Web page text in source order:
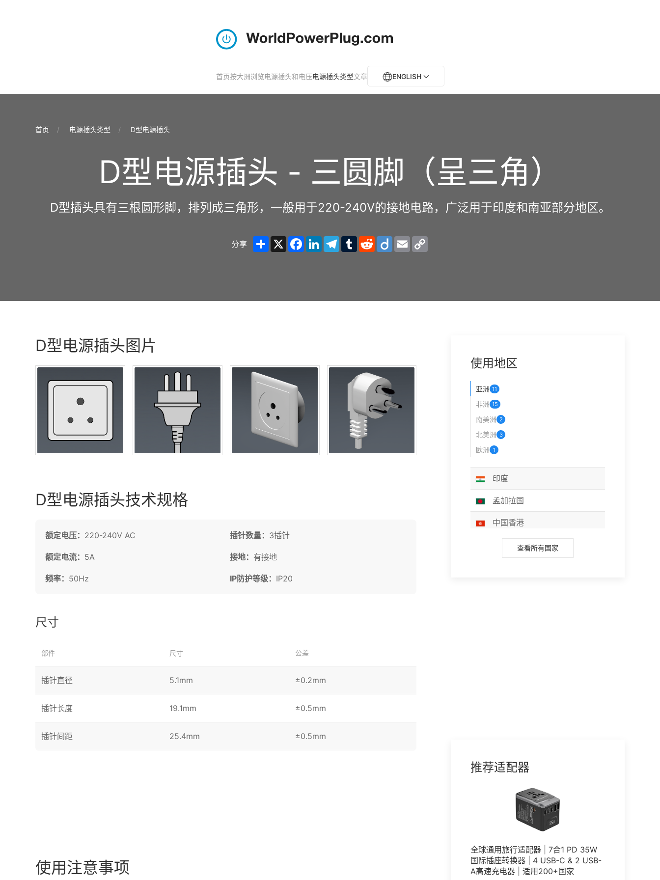
首页按大洲浏览电源插头和电压电源插头类型文章 ENGLISH
首页 电源插头类型 D型电源插头
D型电源插头 - 三圆脚（呈三角）
D型插头具有三根圆形脚，排列成三角形，一般用于220-240V的接地电路，广泛用于印度和南亚部分地区。
分享 ShareX Facebook
LinkedInTelegram
TumblrRedditDiigo Email
D型电源插头图片
D型电源插头技术规格
额定电压： 220-240V AC
额定电流： 5A
频率： 50Hz
插针数量： 3插针
接地： 有接地
IP防护等级： IP20
尺寸
部件 尺寸 公差
插针直径 5.1mm ±0.2mm
插针长度 19.1mm ±0.5mm
插针间距 25.4mm ±0.5mm
使用注意事项
使用地区
亚洲 11
非洲 15
南美洲 2
北美洲 3
欧洲 1
印度
孟加拉国
中国香港
巴基斯坦查看所有国家
推荐适配器
全球通用旅行适配器 | 7合1 PD 35W
国际插座转换器 | 4 USB-C & 2 USB-
A高速充电器 | 适用200+国家